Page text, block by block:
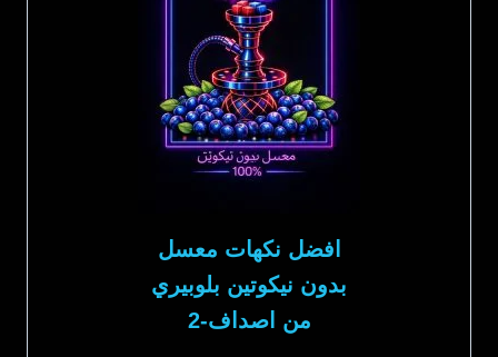
افضل نكهات معسل
بدون نيكوتين بلوبيري
من اصداف-2